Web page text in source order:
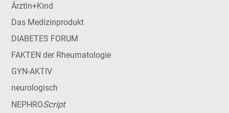
Ärztin+Kind
Das Medizinprodukt
DIABETES FORUM
FAKTEN der Rheumatologie
GYN-AKTIV
neurologisch
NEPHROScript